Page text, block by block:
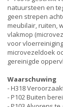
natuursteen en
geen strepen
meubilair, ruiten,
vlakmop
voor
microvezeldoek
gereinigde
Waarschuwing
- H318
- P102 Buiten